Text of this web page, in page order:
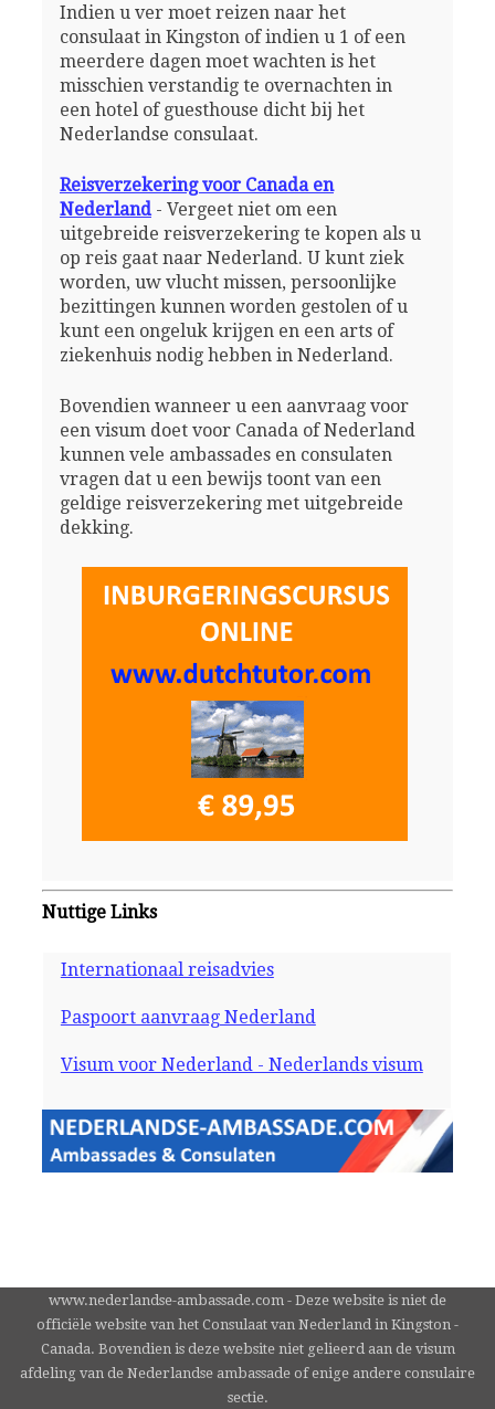
Indien u ver moet reizen naar het
consulaat in Kingston of indien u 1 of een
meerdere dagen moet wachten is het
misschien verstandig te overnachten in
een hotel of guesthouse dicht bij het
Nederlandse consulaat.
Reisverzekering voor Canada en
Nederland- Vergeet niet om een
uitgebreide reisverzekering te kopen als u
op reis gaat naar Nederland. U kunt ziek
worden, uw vlucht missen, persoonlijke
bezittingen kunnen worden gestolen of u
kunt een ongeluk krijgen en een arts of
ziekenhuis nodig hebben in Nederland.
Bovendien wanneer u een aanvraag voor
een visum doet voor Canada of Nederland
kunnen vele ambassades en consulaten
vragen dat u een bewijs toont van een
geldige reisverzekering met uitgebreide
dekking.
Nuttige Links
Internationaal reisadvies
Paspoort aanvraag Nederland
Visum voor Nederland - Nederlands visum
www.nederlandse-ambassade.com - Deze website is niet de
officiële website van het Consulaat van Nederland in Kingston -
Canada. Bovendien is deze website niet gelieerd aan de visum
afdeling van de Nederlandse ambassade of enige andere consulaire
sectie.